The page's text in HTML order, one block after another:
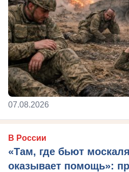
07.08.2026
В России
«Там, где бьют
оказывает помощь»: